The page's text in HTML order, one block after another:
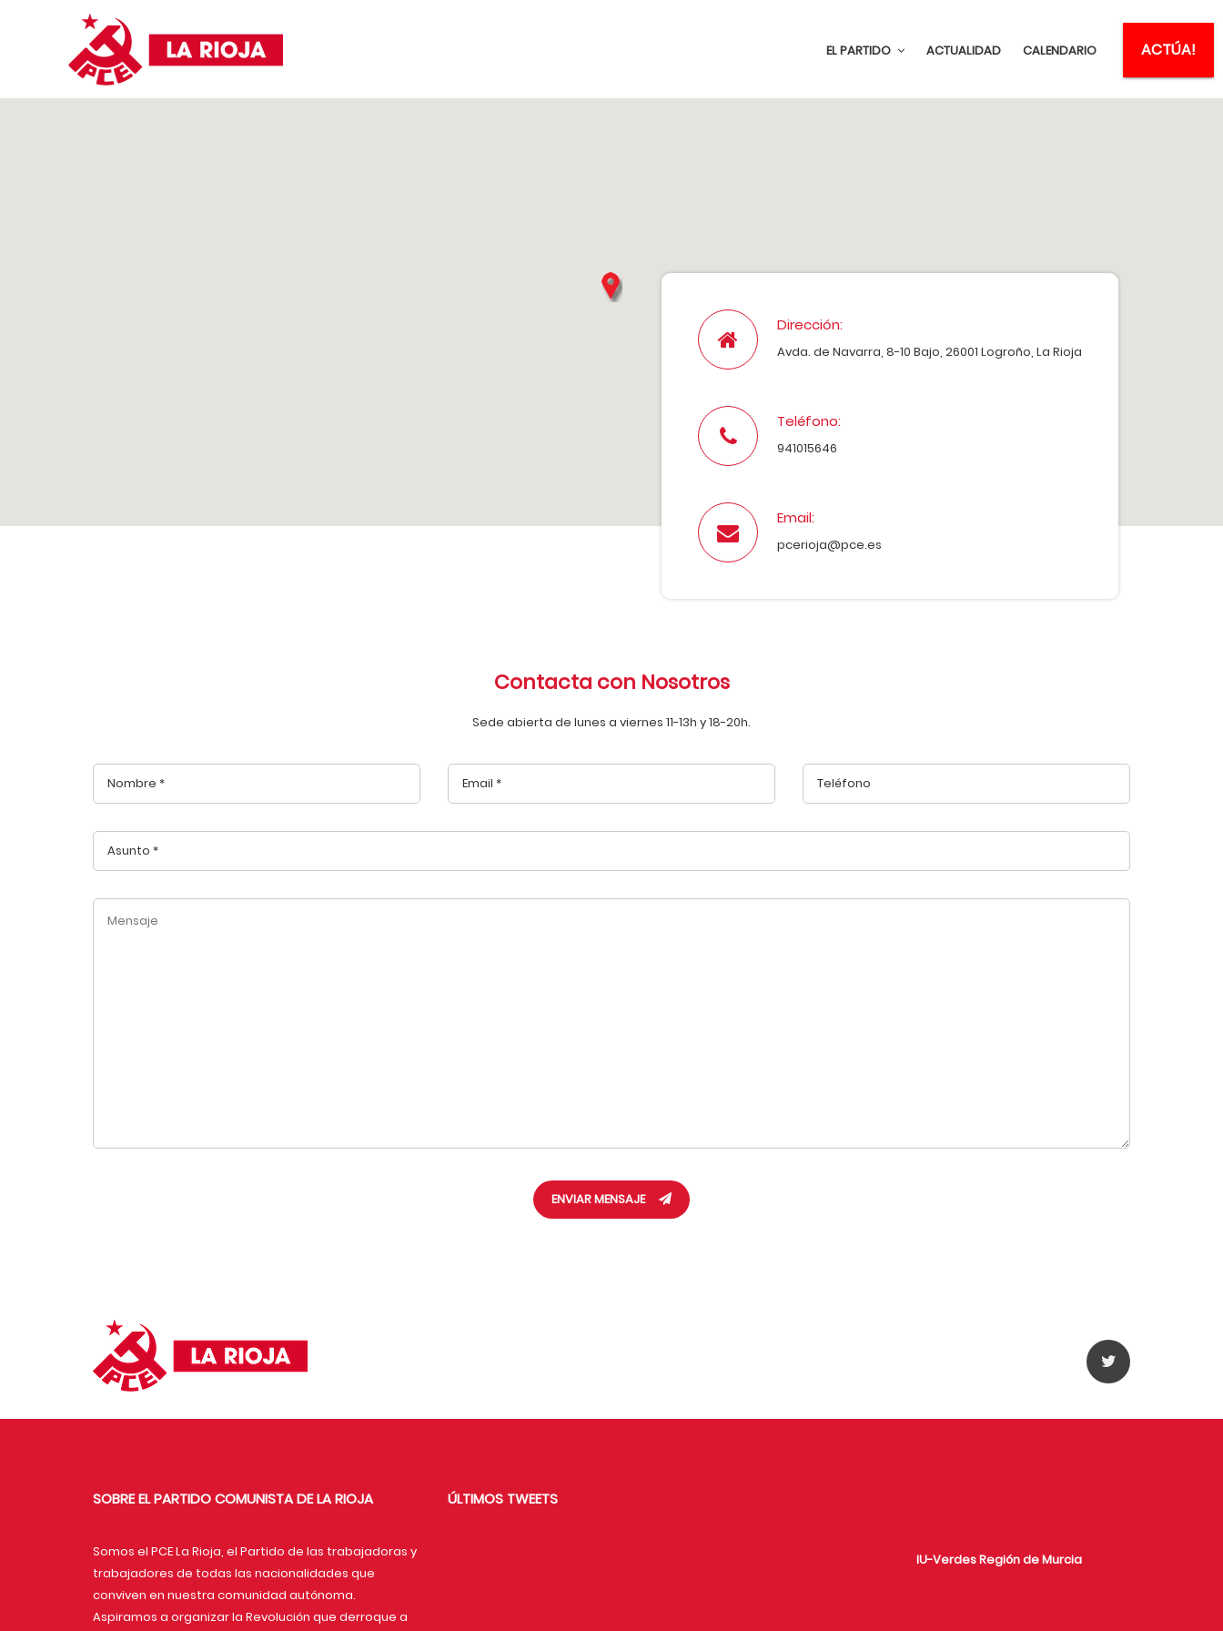
ACTÚA!
EL PARTIDO ACTUALIDAD CALENDARIO
Dirección:
Avda. de Navarra, 8-10 Bajo, 26001 Logroño, La Rioja
Teléfono:
941015646
Email:
pcerioja@pce.es
Contacta con Nosotros
Sede abierta de lunes a viernes 11-13h y 18-20h.
ENVIAR MENSAJE
SOBRE EL PARTIDO COMUNISTA DE LA RIOJA
Somos el PCE La Rioja, el Partido de las trabajadoras y
trabajadores de todas las nacionalidades que
conviven en nuestra comunidad autónoma.
Aspiramos a organizar la Revolución que derroque a
ÚLTIMOS TWEETS
IU-Verdes Región de Murcia